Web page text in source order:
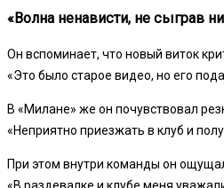
«Волна ненависти, не сыграв
Он вспоминает, что новый виток
«Это было старое видео, но его
В «Милане» же он почувствовал
«Неприятно приезжать в клуб и
При этом внутри команды он